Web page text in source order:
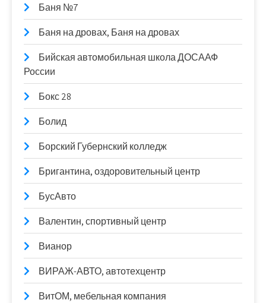
Баня №7
Баня на дровах, Баня на дровах
Бийская автомобильная школа ДОСААФ
России
Бокс 28
Болид
Борский Губернский колледж
Бригантина, оздоровительный центр
БусАвто
Валентин, спортивный центр
Вианор
ВИРАЖ-АВТО, автотехцентр
ВитОМ, мебельная компания